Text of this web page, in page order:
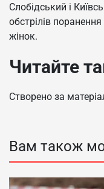
Слобідський і
обстрілів поранення
жінок.
Читайте
Створено за
Вам також